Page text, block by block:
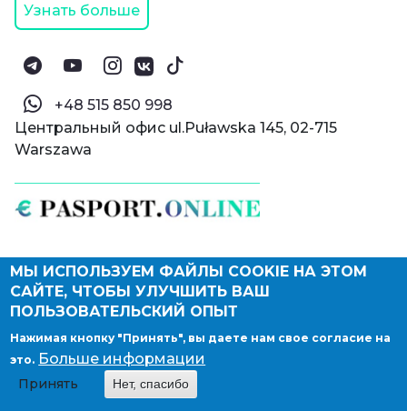
© Паспорт Онлайн 2019—2026
Политика конфиденциальности
Оферта и конфиденциальность:РФ
Правовые документы
Депонирование логотипа компании
Узнать больше
‪+48 515 850 998‬
Центральный офис ul.Puławska 145, 02-715
Warszawa
МЫ ИСПОЛЬЗУЕМ ФАЙЛЫ COOKIE НА ЭТОМ
САЙТЕ, ЧТОБЫ УЛУЧШИТЬ ВАШ
ПОЛЬЗОВАТЕЛЬСКИЙ ОПЫТ
Нажимая кнопку "Принять", вы даете нам свое согласие на
это. Больше информации
Принять Нет, спасибо